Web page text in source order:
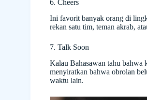
6. Cheers
Ini favorit banyak orang di
rekan satu tim, teman akrab,
7. Talk Soon
Kalau Bahasawan tahu bahwa
menyiratkan bahwa obrolan
waktu lain.